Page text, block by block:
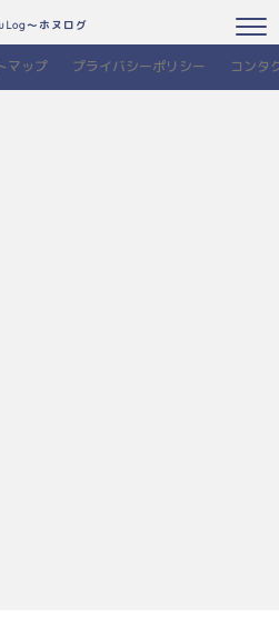
～ホヌログ
マップ プライバシーポリシー コンタ